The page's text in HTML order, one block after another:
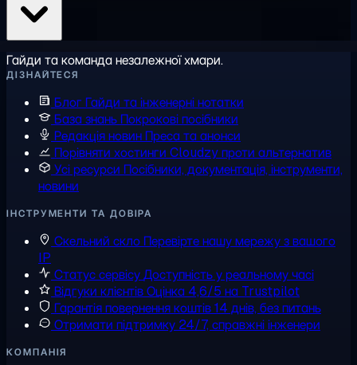
Гайди та команда незалежної хмари.
ДІЗНАЙТЕСЯ
Блог Гайди та інженерні нотатки
База знань Покрокові посібники
Редакція новин Преса та анонси
Порівняти хостинги Cloudzy проти альтернатив
Усі ресурси Посібники, документація, інструменти,
новини
ІНСТРУМЕНТИ ТА ДОВІРА
Скельний скло Перевірте нашу мережу з вашого
IP
Статус сервісуДоступність у реальному часі
Відгуки клієнтівОцінка 4,6/5 на Trustpilot
Гарантія повернення коштів14 днів, без питань
Отримати підтримку 24/7, справжні інженери
КОМПАНІЯ